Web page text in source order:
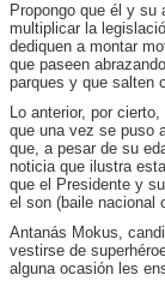
Propongo que él y
multiplicar la
dediquen a montar
que paseen
parques y que salten
Lo anterior, por
que una vez se puso
que, a pesar de su
noticia que ilustra
que el Presidente y
el son (baile nacional
Antanás Mokus,
vestirse de
alguna ocasión les